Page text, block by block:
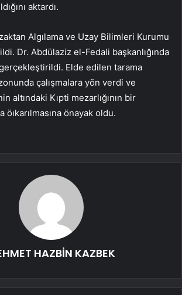
aktardı.
Algılama ve Uzay Bilimleri Kurumu
Dr. Abdülaziz el-Fedali başkanlığında
Elde edilen tarama
çalışmalara yön verdi ve
altındaki Kıpti mezarlığının bir
önayak oldu.
HAZBİN KAZBEK